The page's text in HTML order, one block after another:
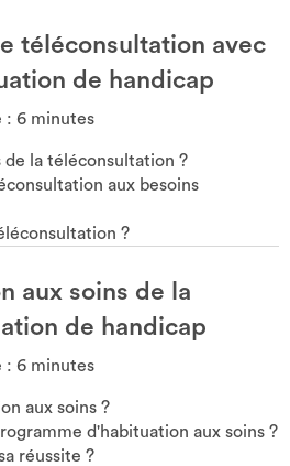
téléconsultation avec
de handicap
: 6 minutes
la téléconsultation ?
aux besoins
?
aux soins de la
de handicap
: 6 minutes
aux soins ?
d'habituation aux soins ?
réussite ?